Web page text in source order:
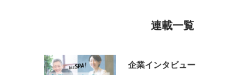
連載一覧
企業インタビュー